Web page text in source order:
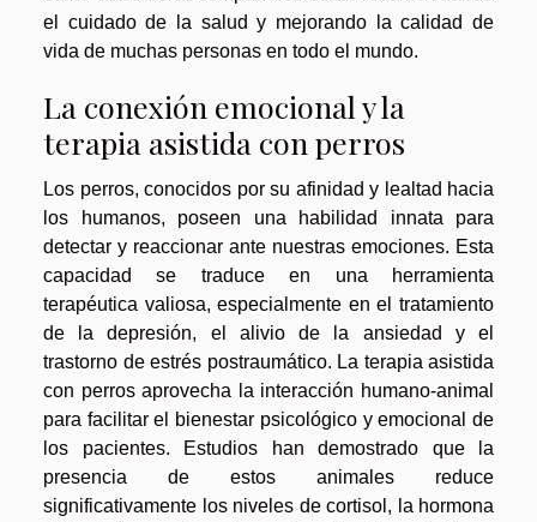
el cuidado de la salud y mejorando la calidad de
vida de muchas personas en todo el mundo.
La conexión emocional y la
terapia asistida con perros
Los perros, conocidos por su afinidad y lealtad hacia
los humanos, poseen una habilidad innata para
detectar y reaccionar ante nuestras emociones. Esta
capacidad se traduce en una herramienta
terapéutica valiosa, especialmente en el tratamiento
de la depresión, el alivio de la ansiedad y el
trastorno de estrés postraumático. La terapia asistida
con perros aprovecha la interacción humano-animal
para facilitar el bienestar psicológico y emocional de
los pacientes. Estudios han demostrado que la
presencia de estos animales reduce
significativamente los niveles de cortisol, la hormona